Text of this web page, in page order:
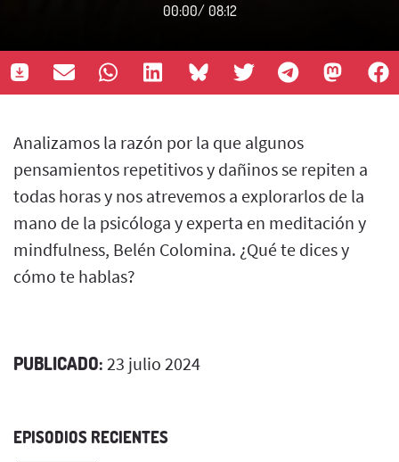
00:00/ 08:12
Analizamos la razón por la que algunos
pensamientos repetitivos y dañinos se repiten a
todas horas y nos atrevemos a explorarlos de la
mano de la psicóloga y experta en meditación y
mindfulness, Belén Colomina. ¿Qué te dices y
cómo te hablas?
PUBLICADO: 23 julio 2024
EPISODIOS RECIENTES